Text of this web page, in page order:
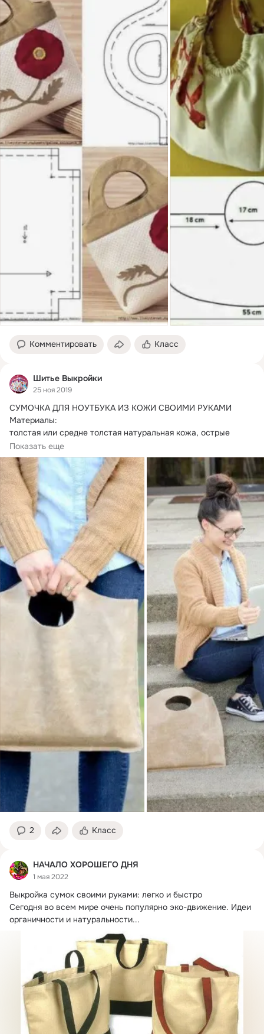
Комментировать Класс
Шитье Выкройки
25 ноя 2019
СУМОЧКА ДЛЯ НОУТБУКА ИЗ КОЖИ СВОИМИ РУКАМИ
Материалы:
толстая или средне толстая натуральная кожа, острые
тяжелые ножницы (желательно швейные ножницы),мел,
Показать еще
2 Класс
НАЧАЛО ХОРОШЕГО ДНЯ
1 мая 2022
Выкройка сумок своими руками: легко и быстро
Сегодня во всем мире очень популярно эко-движение. Идеи
органичности и натуральности...